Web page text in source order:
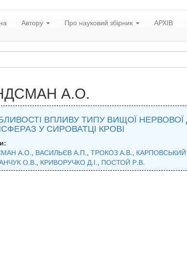
Автору Про науковий збірник АРХІВ
А.О.
ВПЛИВУ ТИПУ ВИЩОЇ НЕРВОВОЇ
У СИРОВАТЦІ КРОВІ
А.О., ВАСИЛЬЄВ А.П., ТРОКОЗ А.В., КАРПОВСЬКИЙ
О.В., КРИВОРУЧКО Д.І., ПОСТОЙ Р.В.